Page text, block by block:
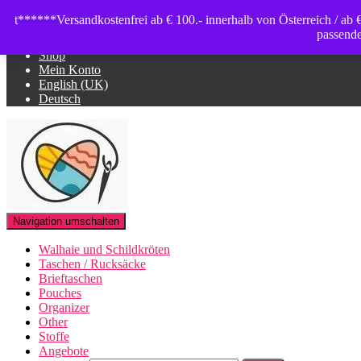
t******Versandkostenfrei ab € 100.- innerhalb von Österreich / ab
Warenkorb
Shop
Mein Konto
English (UK)
Deutsch
Navigation umschalten
Walhaie und Schildkröten
Taschen / Rucksäcke
Brieftaschen
Pouches
Organizer
Other
Stoffe
Angebote